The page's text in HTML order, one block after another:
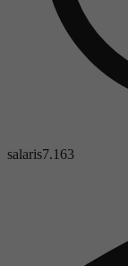
salaris7.163